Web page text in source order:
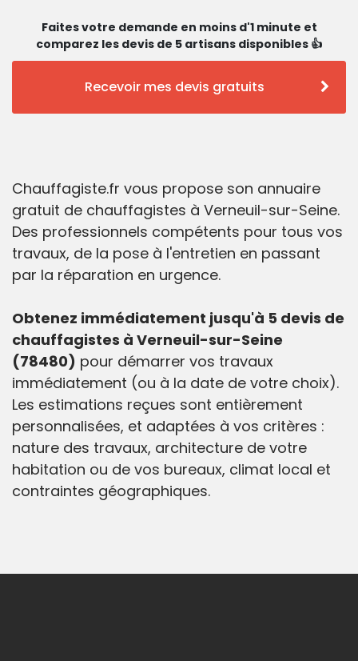
Faites votre demande en moins d'1 minute et
comparez les devis de 5 artisans disponibles 👍
Recevoir mes devis gratuits
Chauffagiste.fr vous propose son annuaire
gratuit de chauffagistes à Verneuil-sur-Seine.
Des professionnels compétents pour tous vos
travaux, de la pose à l'entretien en passant
par la réparation en urgence.
Obtenez immédiatement jusqu'à 5 devis de
chauffagistes à Verneuil-sur-Seine
(78480) pour démarrer vos travaux
immédiatement (ou à la date de votre choix).
Les estimations reçues sont entièrement
personnalisées, et adaptées à vos critères :
nature des travaux, architecture de votre
habitation ou de vos bureaux, climat local et
contraintes géographiques.